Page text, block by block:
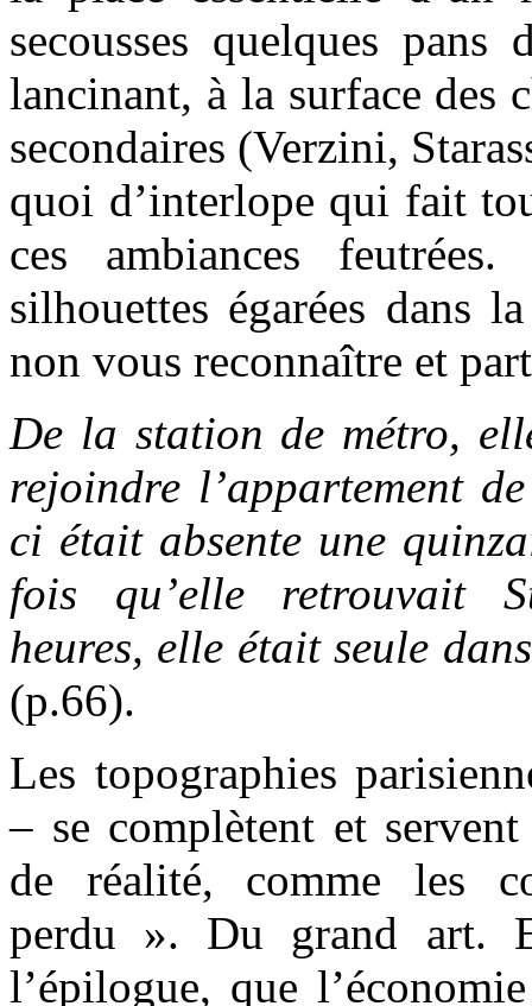
secousses quelques pans
lancinant, à la surface des
secondaires (Verzini,
quoi d’interlope qui fait
ces ambiances
silhouettes égarées dans
non vous reconnaître et
De la station de métro,
rejoindre l’appartement
ci était absente une
fois qu’elle retrouvait
heures, elle était seule
(p.66).
Les topographies
– se complètent et servent
de réalité, comme les
perdu ». Du grand art.
l’épilogue, que